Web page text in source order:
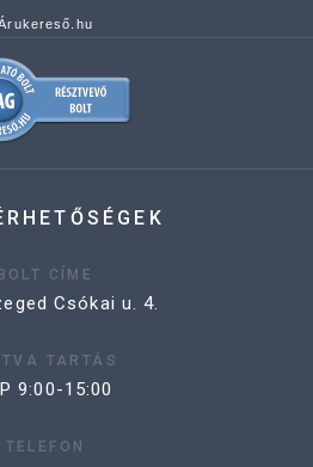
BOLT CÍME
Csókai u. 4.
TARTÁS
9:00-15:00
TELEFON